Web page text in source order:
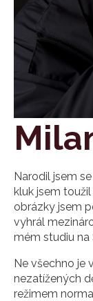
Narodil jsem
kluk jsem
obrázky jsem
vyhrál
mém studiu na
Ne všechno je
nezatížených
režimem